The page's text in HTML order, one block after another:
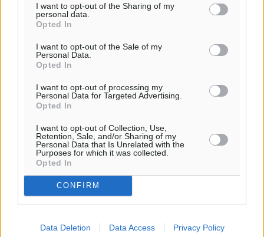
I want to opt-out of the Sharing of my
personal data.
Opted In
I want to opt-out of the Sale of my
Personal Data.
Opted In
I want to opt-out of processing my
Personal Data for Targeted Advertising.
Opted In
I want to opt-out of Collection, Use,
Retention, Sale, and/or Sharing of my
Personal Data that Is Unrelated with the
Purposes for which it was collected.
Opted In
CONFIRM
Data Deletion Data Access Privacy Policy
Οι συναντήσεις που είχε κατά την επίσκεψη του στη
Τοπικές Ειδήσεις• πριν 12 ώρες
Γερμανική αγορά: Έλλειψη προσιτών ξενοδοχείων
απειλεί τη ζήτηση για πακέτα διακοπών – Στο
Ειδήσεις• πριν 12 ώρες
Νέο ξενοδοχείο στη Ρόδο για την H Hotels –
Χατζηλαζάρου – Προχωρά καινούργιο ξενοδοχείο
στην Κω
Τοπικές Ειδήσεις• πριν 12 ώρες